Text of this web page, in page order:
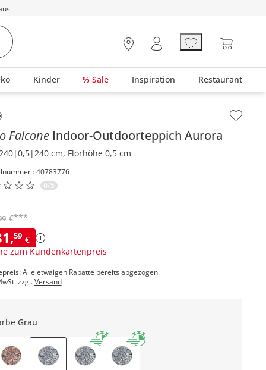
Kinder % Sale Inspiration Restaurant
der Seitenleiste überspringen - Zum Seitenende
Falcone Indoor-Outdoorteppich Aurora
cm, Florhöhe 0,5 cm
: 40783776
0/5
,59 €
zum Kundenkartenpreis
€***
Alle etwaigen Rabatte bereits abgezogen.
zzgl.Versand
Grau